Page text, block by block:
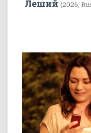
Леший (2026,